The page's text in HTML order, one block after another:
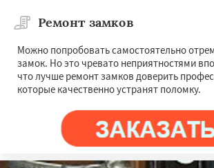
Ремонт замков
Можно попробовать самостоятельно
замок. Но это чревато неприятностями
что лучше ремонт замков доверить
которые качественно устранят поломку.